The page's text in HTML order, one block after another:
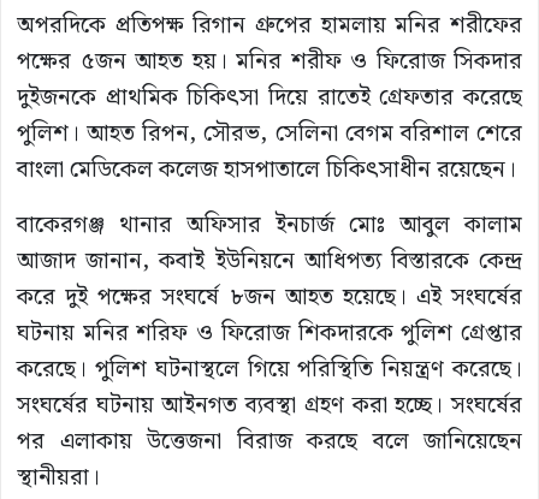
অপরদিকে প্রতিপক্ষ রিগান গ্রুপের হামলায় মনির শরীফের
পক্ষের ৫জন আহত হয়। মনির শরীফ ও ফিরোজ সিকদার
দুইজনকে প্রাথমিক চিকিৎসা দিয়ে রাতেই গ্রেফতার করেছে
পুলিশ। আহত রিপন, সৌরভ, সেলিনা বেগম বরিশাল শেরে
বাংলা মেডিকেল কলেজ হাসপাতালে চিকিৎসাধীন রয়েছেন।
বাকেরগঞ্জ থানার অফিসার ইনচার্জ মোঃ আবুল কালাম
আজাদ জানান, কবাই ইউনিয়নে আধিপত্য বিস্তারকে কেন্দ্র
করে দুই পক্ষের সংঘর্ষে ৮জন আহত হয়েছে। এই সংঘর্ষের
ঘটনায় মনির শরিফ ও ফিরোজ শিকদারকে পুলিশ গ্রেপ্তার
করেছে। পুলিশ ঘটনাস্থলে গিয়ে পরিস্থিতি নিয়ন্ত্রণ করেছে।
সংঘর্ষের ঘটনায় আইনগত ব্যবস্থা গ্রহণ করা হচ্ছে। সংঘর্ষের
পর এলাকায় উত্তেজনা বিরাজ করছে বলে জানিয়েছেন
স্থানীয়রা।